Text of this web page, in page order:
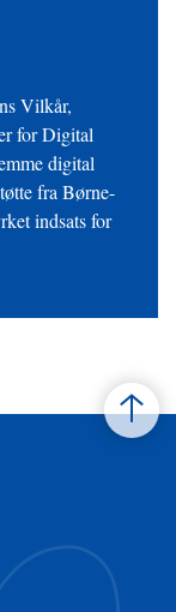
Vilkår,
for Digital
digital
fra Børne-
indsats for